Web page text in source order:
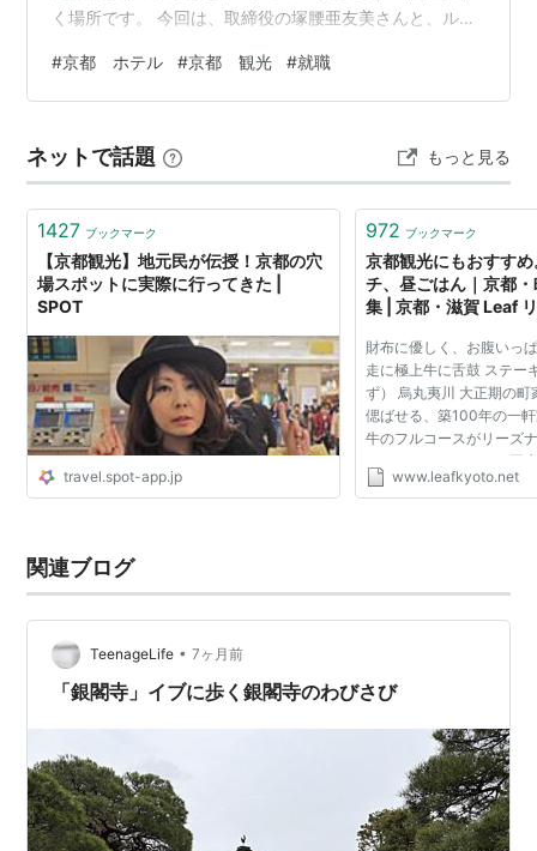
く場所です。 今回は、取締役の塚腰亜友美さんと、ルー
に、このホテルが大切にしている「人」の力と、京都で
働くことの魅力についてたっぷりお話を伺いました。
シー ホテルの顔となるスタッフを選ぶとき、塚腰さんに
は譲れない基準があります。それは、何よりも「笑顔」
であることです。 塚腰：「私の採用基…
#京都 ホテル #京都 観光 #就職
ネットで話題 もっと見る
1427 ブックマーク
【京都観光】地元民が伝授！京都の穴
場スポットに実際に行ってきた |
SPOT
travel.spot-app.jp
972 ブックマーク
京都観光にもおすす
チ、昼ごはん｜京都
集 | 京都・滋賀 Leaf
財布に優しく、お腹いっ
走に極上牛に舌鼓 ステー
ず） 烏丸夷川 大正期の
偲ばせる、築100年の一
牛のフルコースがリーズ
ステーキハウスとして再
集めている。とりわけラ
www.leafkyoto.net
関連ブログ
TeenageLife • 7ヶ月前
「銀閣寺」イブに歩く銀閣寺のわびさび